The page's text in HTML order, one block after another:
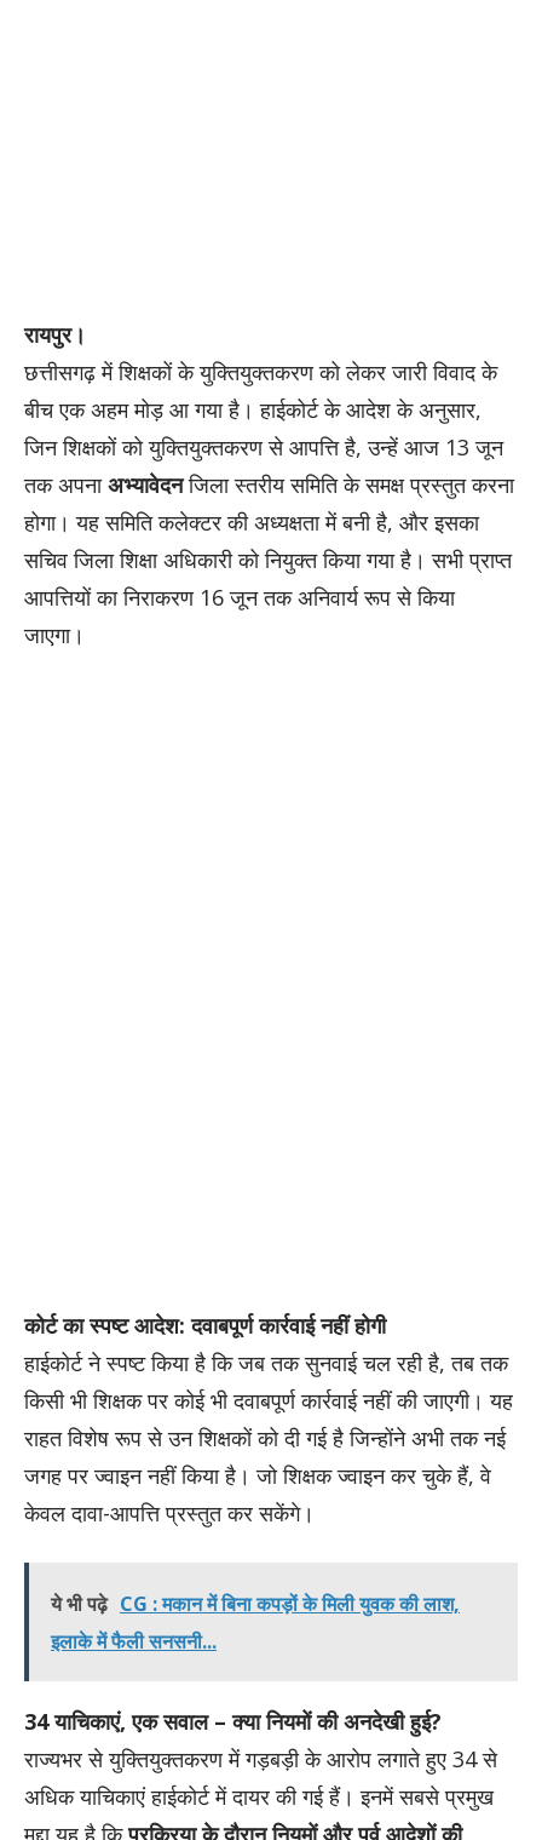
रायपुर।
छत्तीसगढ़ में शिक्षकों के युक्तियुक्तकरण को लेकर जारी विवाद के
बीच एक अहम मोड़ आ गया है। हाईकोर्ट के आदेश के अनुसार,
जिन शिक्षकों को युक्तियुक्तकरण से आपत्ति है, उन्हें आज 13 जून
तक अपनाअभ्यावेदनजिला स्तरीय समिति के समक्ष प्रस्तुत करना
होगा। यह समिति कलेक्टर की अध्यक्षता में बनी है, और इसका
सचिव जिला शिक्षा अधिकारी को नियुक्त किया गया है। सभी प्राप्त
आपत्तियों का निराकरण 16 जून तक अनिवार्य रूप से किया
जाएगा।
कोर्ट का स्पष्ट आदेश: दवाबपूर्ण कार्रवाई नहीं होगी
हाईकोर्ट ने स्पष्ट किया है कि जब तक सुनवाई चल रही है, तब तक
किसी भी शिक्षक पर कोई भी दवाबपूर्ण कार्रवाई नहीं की जाएगी। यह
राहत विशेष रूप से उन शिक्षकों को दी गई है जिन्होंने अभी तक नई
जगह पर ज्वाइन नहीं किया है। जो शिक्षक ज्वाइन कर चुके हैं, वे
केवल दावा-आपत्ति प्रस्तुत कर सकेंगे।
ये भी पढ़े CG : मकान में बिना कपड़ों के मिली युवक की लाश,
इलाके में फैली सनसनी...
34 याचिकाएं, एक सवाल – क्या नियमों की अनदेखी हुई?
राज्यभर से युक्तियुक्तकरण में गड़बड़ी के आरोप लगाते हुए 34 से
अधिक याचिकाएं हाईकोर्ट में दायर की गई हैं। इनमें सबसे प्रमुख
मुद्दा यह है किप्रक्रिया के दौरान नियमों और पूर्व आदेशों की